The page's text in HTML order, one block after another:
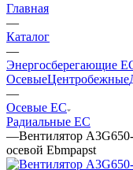
Главная
—
Каталог
—
Энергосберегающие
ОсевыеЦентробежные
—
Осевые EC
Радиальные EC
—Вентилятор
осевой Ebmpapst